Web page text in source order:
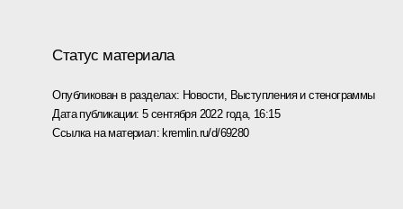
Статус материала
Опубликован в разделах: Новости, Выступления и стенограммы
Дата публикации:5 сентября 2022 года, 16:15
Ссылка на материал: kremlin.ru/d/69280